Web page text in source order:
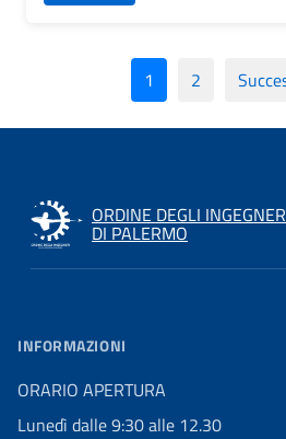
1 2
ORDINE DEGLI
DI PALERMO
INFORMAZIONI
ORARIO APERTURA
Lunedì dalle 9:30 alle 12.30